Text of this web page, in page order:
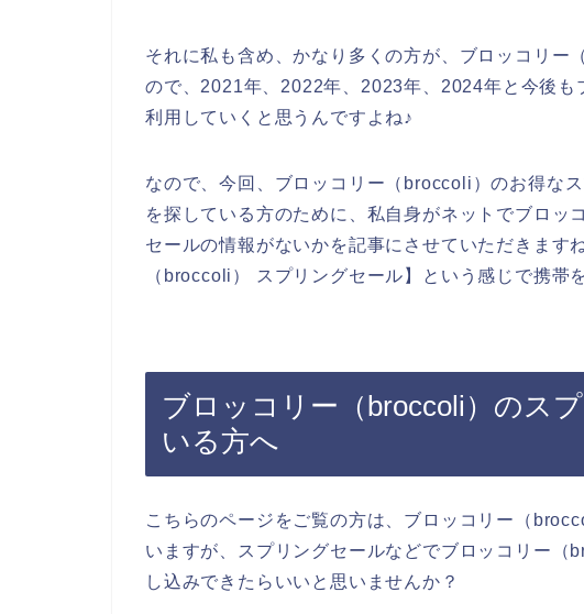
それに私も含め、かなり多くの方が、ブロッコリー
ので、2021年、2022年、2023年、2024年と今後
利用していくと思うんですよね♪
なので、今回、ブロッコリー（broccoli）のお得な
を探している方のために、私自身がネットでブロ
セールの情報がないかを記事にさせていただきます
（broccoli） スプリングセール】という感じで携帯
ブロッコリー（broccoli）のス
いる方へ
こちらのページをご覧の方は、ブロッコリー（
いますが、スプリングセールなどでブロッコリー（
し込みできたらいいと思いませんか？